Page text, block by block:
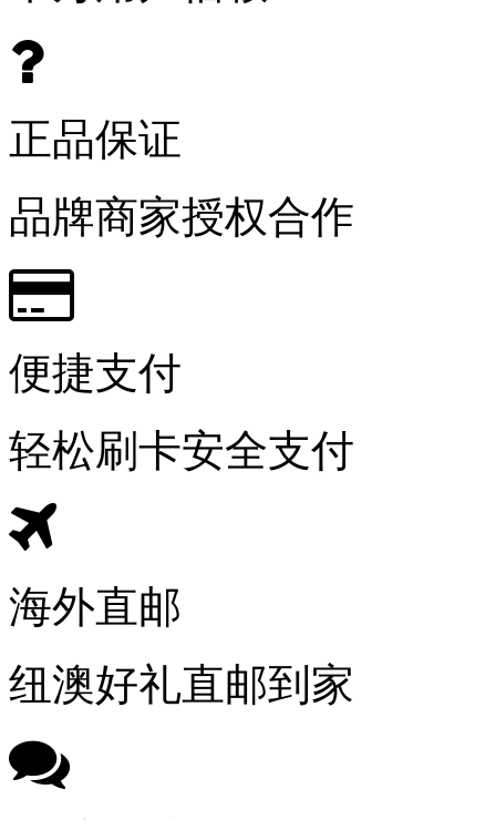
正品保证
品牌商家授权合作
便捷支付
轻松刷卡安全支付
海外直邮
纽澳好礼直邮到家